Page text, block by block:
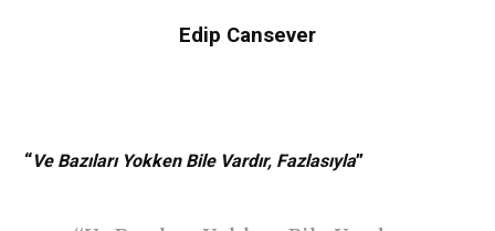
Edip Cansever
“Ve Bazıları Yokken Bile Vardır, Fazlasıyla”